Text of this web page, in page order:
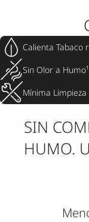
Calienta Tabaco
Sin Olor a Humo¹
Mínima
SIN
HUMO.